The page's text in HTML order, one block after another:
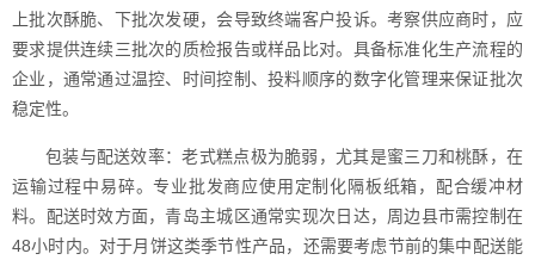
上批次酥脆、下批次发硬，会导致终端客户投诉。考察供应商时，应
要求提供连续三批次的质检报告或样品比对。具备标准化生产流程的
企业，通常通过温控、时间控制、投料顺序的数字化管理来保证批次
稳定性。
包装与配送效率：老式糕点极为脆弱，尤其是蜜三刀和桃酥，在
运输过程中易碎。专业批发商应使用定制化隔板纸箱，配合缓冲材
料。配送时效方面，青岛主城区通常实现次日达，周边县市需控制在
48小时内。对于月饼这类季节性产品，还需要考虑节前的集中配送能